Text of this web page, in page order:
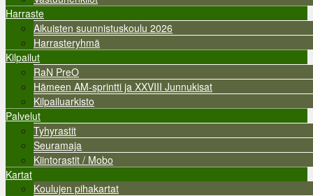
Harraste
Aikuisten suunnistuskoulu 2026
Harrasteryhmä
Kilpailut
RaN PreO
Hämeen AM-sprintti ja XXVIII Junnukisat
Kilpailuarkisto
Palvelut
Tyhyrastit
Seuramaja
Kiintorastit / Mobo
Kartat
Koulujen pihakartat